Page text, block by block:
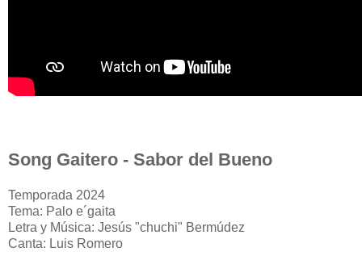
Song Gaitero - Sabor del Bueno
Temporada 2024
Tema: Palo e´gaita
Letra y Música: Jesús "chuchi" Bermúdez
Canta: Luis Romero